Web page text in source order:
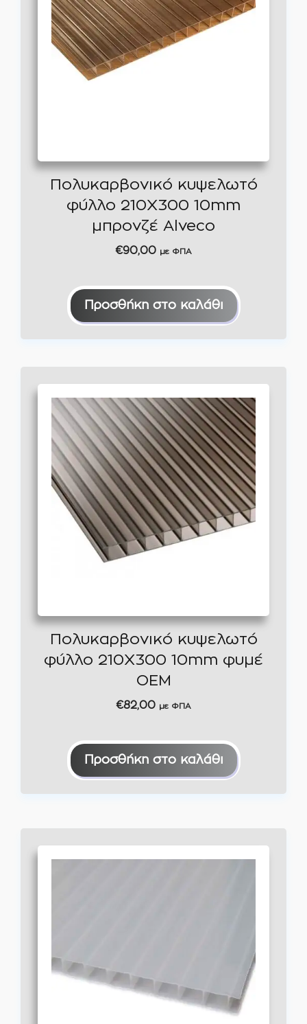
Πολυκαρβονικό κυψελωτό
φύλλο 210Χ300 10mm
μπρονζέ Alveco
€90,00 με ΦΠΑ
Προσθήκη στο καλάθι
Πολυκαρβονικό κυψελωτό
φύλλο 210Χ300 10mm φυμέ
ΟΕΜ
€82,00 με ΦΠΑ
Προσθήκη στο καλάθι